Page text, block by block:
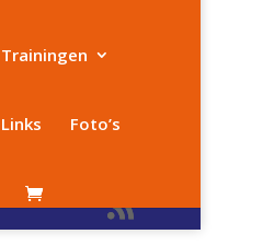
Trainingen
Links Foto’s